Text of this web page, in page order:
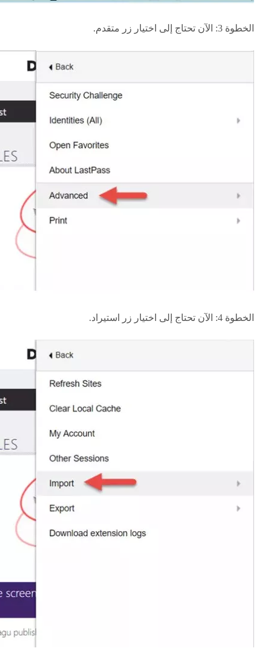
الخطوة 3: الآن تحتاج إلى اختيار زر متقدم.
الخطوة 4: الآن تحتاج إلى اختيار زر استيراد.